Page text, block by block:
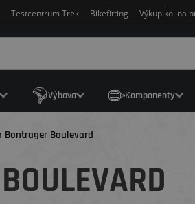
Testcentrum Trek Bikefitting Výkup kol na
Výbava Komponenty
Bontrager Boulevard